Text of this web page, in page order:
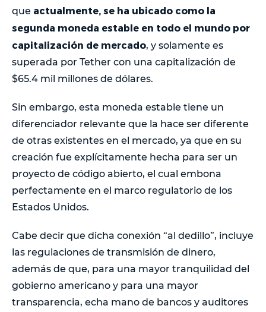
que actualmente, se ha ubicado como la
segunda moneda estable en todo el mundo por
capitalización de mercado, y solamente es
superada por Tether con una capitalización de
$65.4 mil millones de dólares.
Sin embargo, esta moneda estable tiene un
diferenciador relevante que la hace ser diferente
de otras existentes en el mercado, ya que en su
creación fue explícitamente hecha para ser un
proyecto de código abierto, el cual embona
perfectamente en el marco regulatorio de los
Estados Unidos.
Cabe decir que dicha conexión “al dedillo”, incluye
las regulaciones de transmisión de dinero,
además de que, para una mayor tranquilidad del
gobierno americano y para una mayor
transparencia, echa mano de bancos y auditores